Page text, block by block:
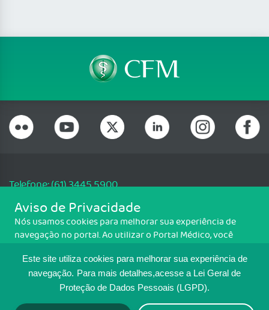
Este site utiliza cookies para melhorar sua experiência de
navegação. Para mais detalhes,acesse a Lei Geral de
Proteção de Dados Pessoais (LGPD).
Telefone: (61) 3445 5900
Email: cfm@portalmedico.org.br
SGAS 616, Conjunto D, Lote 115, L2 Sul, Brasília/DF - CEP: 70200-760 -
CNPJ: 33.583.550/0001-30
MAPA DO SITE
TRANSPARÊNCIA E PRESTAÇÃO DE
Aviso de Privacidade
Nós usamos cookies para melhorar sua experiência de
navegação no portal. Ao utilizar o Portal Médico, você
Para ter mais informações sobre como isso é feito, acesse
Política de cookies. Se você concorda, clique em ACEITO.